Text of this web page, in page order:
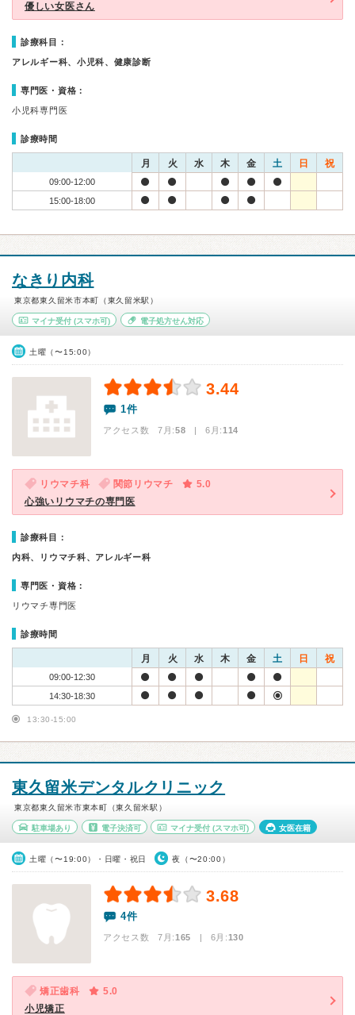
優しい女医さん
診療科目：
アレルギー科、小児科、健康診断
専門医・資格：
小児科専門医
診療時間
月 火 水 木 金 土 日 祝
09:00-12:00
15:00-18:00
なきり内科
東京都東久留米市本町（東久留米駅）
マイナ受付 (スマホ可) 電子処方せん対応
土曜（〜15:00）
3.44
1件
アクセス数 7月:58 | 6月:114
リウマチ科 関節リウマチ
5.0
心強いリウマチの専門医
診療科目：
内科、リウマチ科、アレルギー科
専門医・資格：
リウマチ専門医
診療時間
月 火 水 木 金 土 日 祝
09:00-12:30
14:30-18:30
13:30-15:00
東久留米デンタルクリニック
東京都東久留米市東本町（東久留米駅）
駐車場あり 電子決済可 マイナ受付 (スマホ可) 女医在籍
土曜（〜19:00）・日曜・祝日 夜（〜20:00）
3.68
4件
アクセス数 7月:165 | 6月:130
矯正歯科
5.0
小児矯正